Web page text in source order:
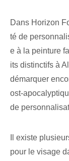
Dans Horizon
té de
e à la peinture
its distinctifs à
démarquer
ost-
de
Il existe⁢
pour le visage